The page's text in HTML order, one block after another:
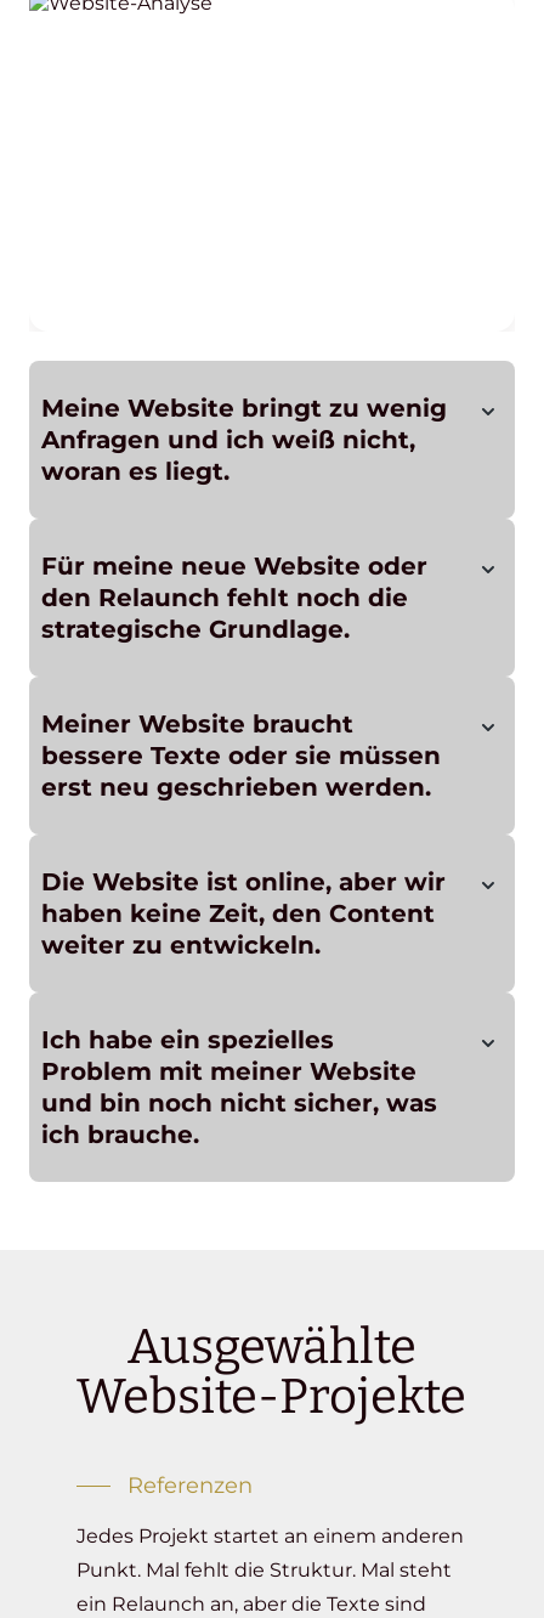
Meine Website bringt zu wenig
Anfragen und ich weiß nicht,
woran es liegt.
Für meine neue Website oder
den Relaunch fehlt noch die
strategische Grundlage.
Meiner Website braucht
bessere Texte oder sie müssen
erst neu geschrieben werden.
Die Website ist online, aber wir
haben keine Zeit, den Content
weiter zu entwickeln.
Ich habe ein spezielles
Problem mit meiner Website
und bin noch nicht sicher, was
ich brauche.
Ausgewählte
Website-Projekte
Referenzen
Jedes Projekt startet an einem anderen
Punkt. Mal fehlt die Struktur. Mal steht
ein Relaunch an, aber die Texte sind